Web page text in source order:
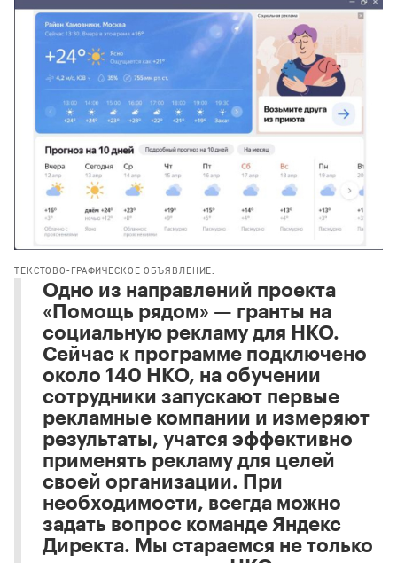
ТЕКСТОВО-ГРАФИЧЕСКОЕ ОБЪЯВЛЕНИЕ.
Одно из направлений проекта
«Помощь рядом» — гранты на
социальную рекламу для НКО.
Сейчас к программе подключено
около 140 НКО, на обучении
сотрудники запускают первые
рекламные компании и измеряют
результаты, учатся эффективно
применять рекламу для целей
своей организации. При
необходимости, всегда можно
задать вопрос команде Яндекс
Директа. Мы стараемся не только